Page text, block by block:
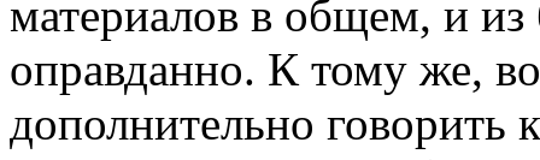
материалов в общем, и из
оправданно. К тому же,
дополнительно говорить